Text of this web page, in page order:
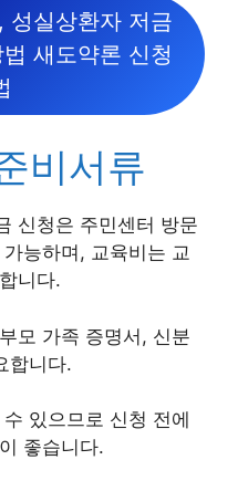
성실상환자 저금
새도약론 신청
비서류
신청은 주민센터 방문
능하며, 교육비는 교
니다.
모 가족 증명서, 신분
합니다.
있으므로 신청 전에
좋습니다.